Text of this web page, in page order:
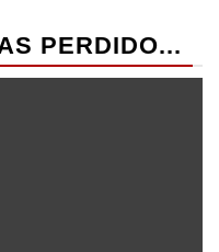
PERDIDO...